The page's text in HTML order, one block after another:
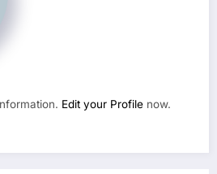
Edit your Profile now.